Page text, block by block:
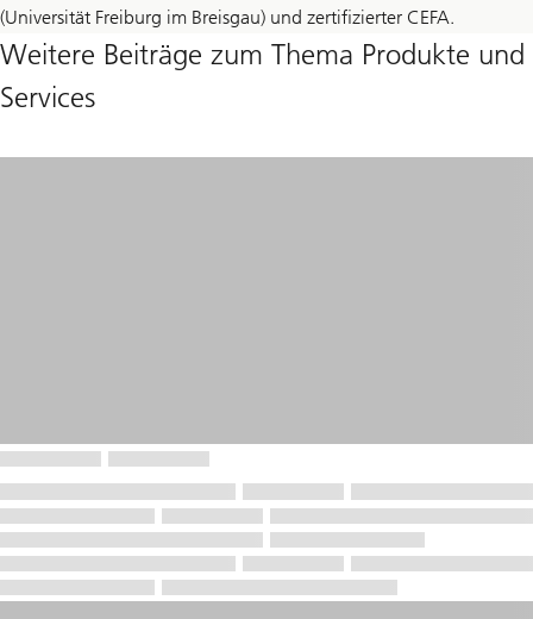
(Universität Freiburg im Breisgau) und zertifizierter CEFA.
Weitere Beiträge zum Thema Produkte und
Services